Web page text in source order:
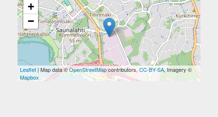
+
−
Leaflet| Map data ©OpenStreetMapcontributors,CC-BY-SA, Imagery ©
Mapbox